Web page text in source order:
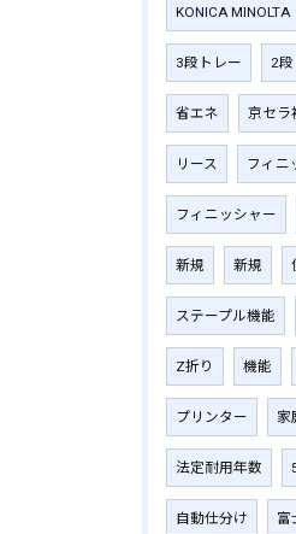
KONICA MINOLTA
3段トレー 2
省エネ 京セラ
リース フィニ
フィニッシャー
新規 新規
ステープル機能
Z折り 機能
プリンター 家
法定耐用年数
自動仕分け 富